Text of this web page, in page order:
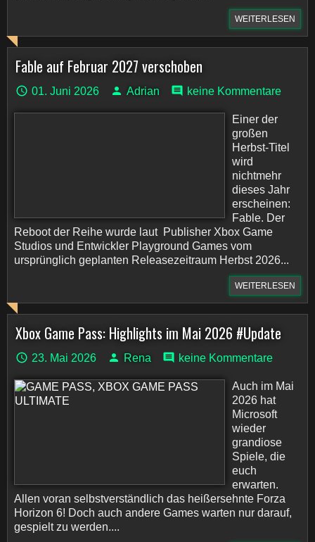
WEITERLESEN
Fable auf Februar 2027 verschoben
01. Juni 2026 Adrian keine Kommentare
Einer der
großen
Herbst-Titel
wird
nichtmehr
dieses Jahr
erscheinen:
Fable. Der
Reboot der Reihe wurde laut Publisher Xbox Game
Studios und Entwickler Playground Games vom
ursprünglich geplanten Releasezeitraum Herbst 2026...
WEITERLESEN
Xbox Game Pass: Highlights im Mai 2026 #Update
23. Mai 2026 Rena keine Kommentare
Auch im Mai
2026 hat
Microsoft
wieder
grandiose
Spiele, die
euch
erwarten.
Allen voran selbstverständlich das heißersehnte Forza
Horizon 6! Doch auch andere Games warten nur darauf,
gespielt zu werden....